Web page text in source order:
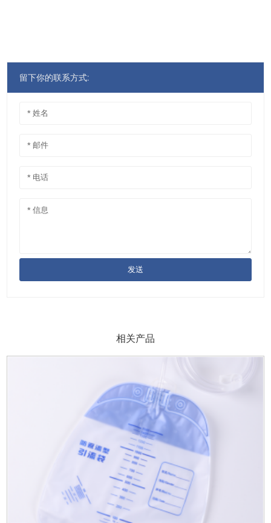
留下你的联系方式:
发送
相关产品